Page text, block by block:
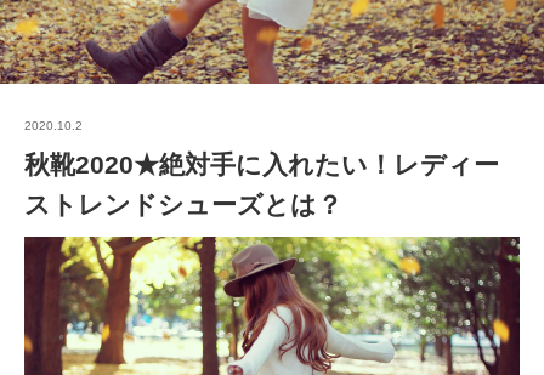
2020.10.2
秋靴2020★絶対手に入れたい！レディー
ストレンドシューズとは？